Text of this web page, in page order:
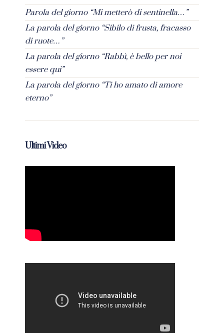
Parola del giorno “Mi metterò di sentinella…”
La parola del giorno “Sibilo di frusta, fracasso
di ruote…”
La parola del giorno “Rabbì, è bello per noi
essere qui”
La parola del giorno “Ti ho amato di amore
eterno”
Ultimi Video